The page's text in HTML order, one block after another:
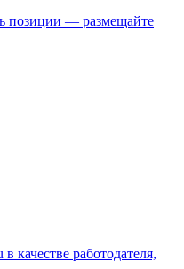
позиции — размещайте